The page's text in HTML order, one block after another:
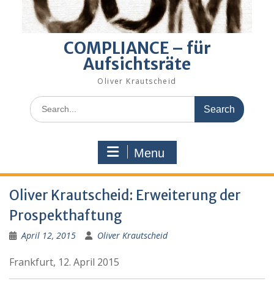
COMPLIANCE – für
Aufsichtsräte
Oliver Krautscheid
Search
for:
Menu
Oliver Krautscheid: Erweiterung der
Prospekthaftung
April 12, 2015 Oliver Krautscheid
Frankfurt, 12. April 2015